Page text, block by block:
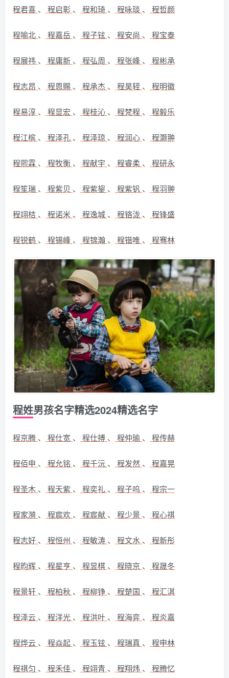
程君喜 、 程启彰 、 程和琦 、 程咏琰 、 程哲颜
程喻北 、 程嘉岳 、 程子铉 、 程安尚 、 程宝泰
程展祎 、 程庸新 、 程弘周 、 程张峰 、 程彬承
程志昂 、 程恩赐 、 程承杰 、 程昊轾 、 程明徽
程易淳 、 程显宏 、 程桂沁 、 程梵程 、 程毅乐
程江槟 、 程泽孔 、 程泽琼 、 程润心 、 程灏翀
程煕霖 、 程牧衡 、 程献宇 、 程睿柔 、 程研永
程笙瑞 、 程紫贝 、 程紫鋆 、 程紫钒 、 程羽翀
程翊桔 、 程诺米 、 程逸城 、 程铬泷 、 程锋盛
程锐鹤 、 程锡峰 、 程锦瀚 、 程锴唯 、 程骞林
程姓男孩名字精选2024精选名字
程京腾 、 程仕宽 、 程仕搏 、 程仲瑜 、 程传赫
程佰申 、 程允铭 、 程千沅 、 程发然 、 程嘉晃
程圣木 、 程天紫 、 程奕礼 、 程子呜 、 程宗一
程家漪 、 程宸欢 、 程宸献 、 程少景 、 程心祺
程志好 、 程恒州 、 程敏涛 、 程文水 、 程新彤
程昀辉 、 程星亨 、 程昱棋 、 程晓京 、 程晟冬
程景轩 、 程柏秋 、 程柳铮 、 程楚国 、 程汇淇
程泽云 、 程洋光 、 程洪叶 、 程海弈 、 程炎嘉
程烨云 、 程焱起 、 程玉铉 、 程瑞真 、 程申林
程祺匀 、 程禾佳 、 程翊青 、 程翔炜 、 程腾忆